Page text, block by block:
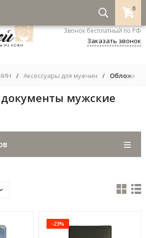
0
8-800-333-5530
Звонок бесплатный по РФ
Заказать звонок
/ Аксессуары для мужчин / Обложки
мужские
-23%